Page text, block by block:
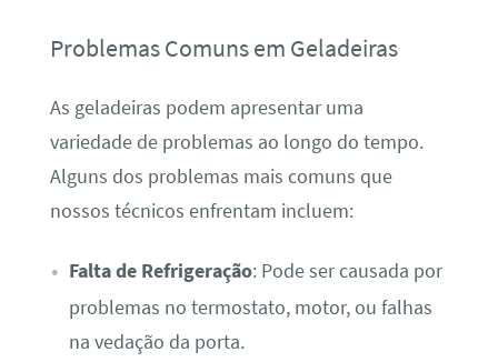
Problemas Comuns em Geladeiras
As geladeiras podem apresentar uma
variedade de problemas ao longo do tempo.
Alguns dos problemas mais comuns que
nossos técnicos enfrentam incluem:
Falta de Refrigeração: Pode ser causada por
problemas no termostato, motor, ou falhas
na vedação da porta.